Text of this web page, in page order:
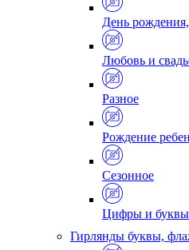
День
Любовь и
Разное
Рождение
Сезонное
Цифры и буквы
Гирлянды буквы,